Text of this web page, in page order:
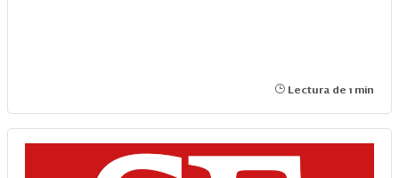
Lectura de 1 min